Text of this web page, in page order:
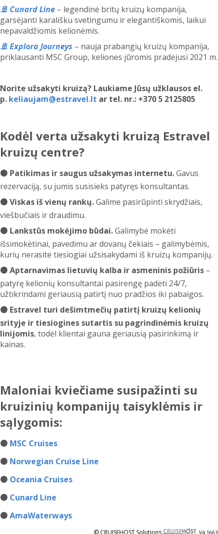
🚢 Cunard Line – legendinė britų kruizų kompanija,
garsėjanti karališku svetingumu ir elegantiškomis, laikui
nepavaldžiomis kelionėmis.
🚢 Explora Journeys – nauja prabangių kruizų kompanija,
priklausanti MSC Group, keliones jūromis pradėjusi 2021 m.
Norite užsakyti kruizą? Laukiame Jūsų užklausos el.
p. keliaujam@estravel.lt ar tel. nr.: +370 5 2125805
Kodėl verta užsakyti kruizą Estravel
kruizų centre?
⚫ Patikimas ir saugus užsakymas internetu.Gavus
rezervaciją, su jumis susisieks patyręs konsultantas.
⚫ Viskas iš vienų rankų.Galime pasirūpinti skrydžiais,
viešbučiais ir draudimu.
⚫ Lankstūs mokėjimo būdai.Galimybė mokėti
išsimokėtinai, pavedimu ar dovanų čekiais – galimybėmis,
kurių nerasite tiesiogiai užsisakydami iš kruizų kompanijų.
⚫ Aptarnavimas lietuvių kalba ir asmeninis požiūris –
patyrę kelionių konsultantai pasirengę padėti 24/7,
užtikrindami geriausią patirtį nuo pradžios iki pabaigos.
⚫ Estravel turi dešimtmečių patirtį kruizų kelionių
srityje ir tiesiogines sutartis su pagrindinėmis kruizų
linijomis, todėl klientai gauna geriausią pasirinkimą ir
kainas.
Maloniai kviečiame susipažinti su
kruizinių kompanijų taisyklėmis ir
sąlygomis:
⚫ MSC Cruises
⚫ Norwegian Cruise Line
⚫ Oceania Cruises
⚫ Cunard Line
⚫AmaWaterways
© CRUISEHOST Solutions V4.1663